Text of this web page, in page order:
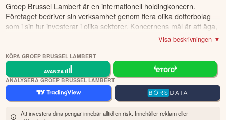
4.2av 5
Trustpilot
10 000+ olika marknader samlade – aktier, ETF:er & krypto
För- & efterhandel på utvalda börser – ligg steget före
Handla riktig krypto
– över 100 olika att välja på
Bonus: Upp till3,55 % årlig räntapå oinvesterat kapital
Köp eller blanka Groep Brussel Lambert
7 enkla steg – så här kommer du igång
Groep Brussel Lambert är en internationell holdingkoncern.
Företaget bedriver sin verksamhet genom flera olika dotterbolag
som i sin tur investerar i olika sektorer. Koncernens mål är att äga,
förvalta och vidareutveckla varje investering. Just nu har de
investeringar inom flera olika områden, inklusive industri, bygg och
sport. Företaget grundades år 1902 och har sitt huvudkontor i
Bryssel.
Visa beskrivningen ▼
KÖPA GROEP BRUSSEL LAMBERT
ANALYSERA GROEP BRUSSEL LAMBERT
Att investera dina pengar innebär alltid en risk. Innehåller reklam eller